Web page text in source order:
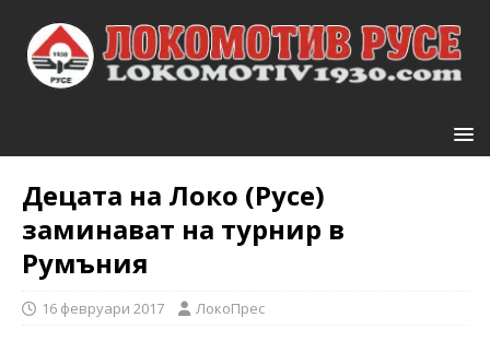
Децата на Локо (Русе)
заминават на турнир в
Румъния
16 февруари 2017 ЛокоПрес